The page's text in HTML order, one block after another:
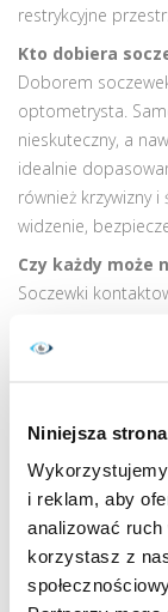
Niniejsza
i reklam, aby
analizować
korzystasz z
restrykcyjne
Kto dobiera
Doborem
optometrysta.
nieskuteczny, a
idealnie
również krzywizny
widzenie,
Czy każdy może
Soczewki
poprzedzona
soczewek.
Czy dzieci mogą
Soczewki
pod warunkiem,
optometrysta.
swobodę niż